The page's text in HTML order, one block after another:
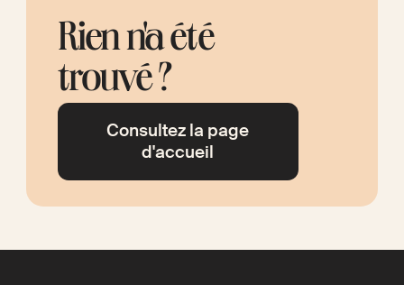
Rien n'a été
trouvé ?
Consultez la page
d'accueil